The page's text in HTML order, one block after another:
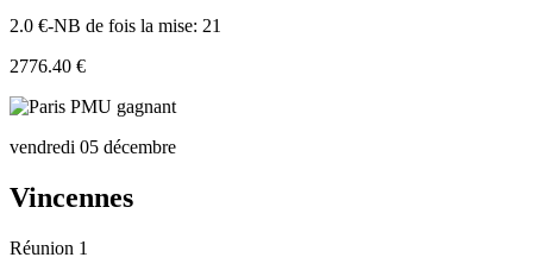
2.0 €-NB de fois la mise: 21
2776.40 €
vendredi 05 décembre
Vincennes
Réunion 1